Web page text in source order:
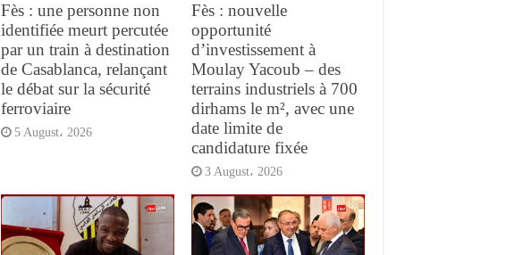
Fès : une personne non
identifiée meurt percutée
par un train à destination
de Casablanca, relançant
le débat sur la sécurité
ferroviaire
5 August، 2026
Fès : nouvelle
opportunité
d’investissement à
Moulay Yacoub – des
terrains industriels à 700
dirhams le m², avec une
date limite de
candidature fixée
3 August، 2026